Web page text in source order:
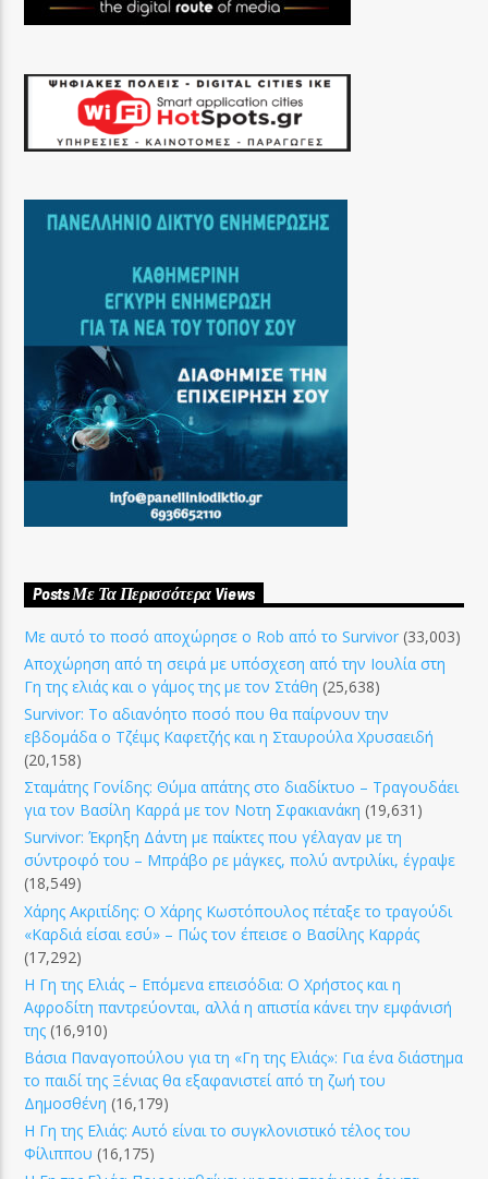
Posts Με Τα Περισσότερα Views
Με αυτό το ποσό αποχώρησε ο Rob από το Survivor (33,003)
Αποχώρηση από τη σειρά με υπόσχεση από την Ιουλία στη
Γη της ελιάς και ο γάμος της με τον Στάθη (25,638)
Survivor: Το αδιανόητο ποσό που θα παίρνουν την
εβδομάδα ο Τζέιμς Καφετζής και η Σταυρούλα Χρυσαειδή
(20,158)
Σταμάτης Γονίδης: Θύμα απάτης στο διαδίκτυο – Τραγουδάει
για τον Βασίλη Καρρά με τον Νοτη Σφακιανάκη (19,631)
Survivor: Έκρηξη Δάντη με παίκτες που γέλαγαν με τη
σύντροφό του – Μπράβο ρε μάγκες, πολύ αντριλίκι, έγραψε
(18,549)
Χάρης Ακριτίδης: Ο Χάρης Κωστόπουλος πέταξε το τραγούδι
«Καρδιά είσαι εσύ» – Πώς τον έπεισε ο Βασίλης Καρράς
(17,292)
Η Γη της Ελιάς – Επόμενα επεισόδια: Ο Χρήστος και η
Αφροδίτη παντρεύονται, αλλά η απιστία κάνει την εμφάνισή
της (16,910)
Βάσια Παναγοπούλου για τη «Γη της Ελιάς»: Για ένα διάστημα
το παιδί της Ξένιας θα εξαφανιστεί από τη ζωή του
Δημοσθένη (16,179)
Η Γη της Ελιάς: Αυτό είναι το συγκλονιστικό τέλος του
Φίλιππου (16,175)